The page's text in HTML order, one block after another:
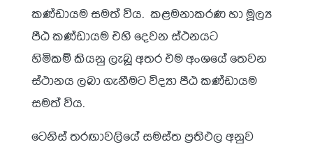
කණ්ඩායම සමත් විය. කළමනාකරණ හා මූල්‍ය
පීඨ කණ්ඩායම එහි දෙවන ස්ථනයට
හිමිකම් කියනු ලැබූ අතර එම අංශයේ තෙවන
ස්ථානය ලබා ගැනීමට විද්‍යා පීඨ කණ්ඩායම
සමත් විය.
ටෙනිස් තරඟාවලියේ සමස්ත ප්‍රතිඵල අනුව